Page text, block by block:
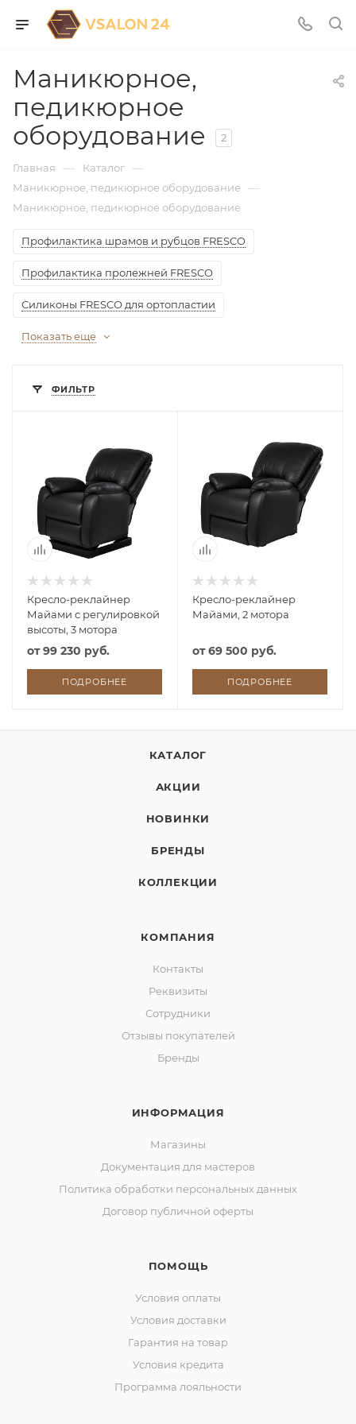
Маникюрное,
педикюрное
оборудование
2
Главная — Каталог —
Маникюрное, педикюрное оборудование —
Маникюрное, педикюрное оборудование
Профилактика шрамов и рубцов FRESCO
Профилактика пролежней FRESCO
Силиконы FRESCO для ортопластии
Показать еще
ФИЛЬТР
Кресло-реклайнер
Майами с регулировкой
высоты, 3 мотора
от99 230 руб.
ПОДРОБНЕЕ
Кресло-реклайнер
Майами, 2 мотора
от69 500 руб.
ПОДРОБНЕЕ
КАТАЛОГ
АКЦИИ
НОВИНКИ
БРЕНДЫ
КОЛЛЕКЦИИ
КОМПАНИЯ
Контакты
Реквизиты
Сотрудники
Отзывы покупателей
Бренды
ИНФОРМАЦИЯ
Магазины
Документация для мастеров
Политика обработки персональных данных
Договор публичной оферты
ПОМОЩЬ
Условия оплаты
Условия доставки
Гарантия на товар
Условия кредита
Программа лояльности